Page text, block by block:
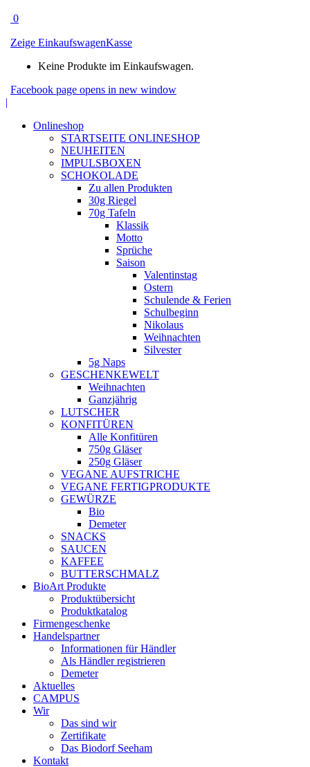
0
Zeige EinkaufswagenKasse
Keine Produkte im Einkaufswagen.
Facebook page opens in new window
|
Onlineshop
STARTSEITE ONLINESHOP
NEUHEITEN
IMPULSBOXEN
SCHOKOLADE
Zu allen Produkten
30g Riegel
70g Tafeln
Klassik
Motto
Sprüche
Saison
Valentinstag
Ostern
Schulende & Ferien
Schulbeginn
Nikolaus
Weihnachten
Silvester
5g Naps
GESCHENKEWELT
Weihnachten
Ganzjährig
LUTSCHER
KONFITÜREN
Alle Konfitüren
750g Gläser
250g Gläser
VEGANE AUFSTRICHE
VEGANE FERTIGPRODUKTE
GEWÜRZE
Bio
Demeter
SNACKS
SAUCEN
KAFFEE
BUTTERSCHMALZ
BioArt Produkte
Produktübersicht
Produktkatalog
Firmengeschenke
Handelspartner
Informationen für Händler
Als Händler registrieren
Demeter
Aktuelles
CAMPUS
Wir
Das sind wir
Zertifikate
Das Biodorf Seeham
Kontakt